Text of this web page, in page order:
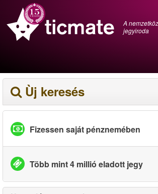
A
jegyiroda
Ùj keresés
Fizessen saját pénznemében
Több mint 4 millió eladott jegy